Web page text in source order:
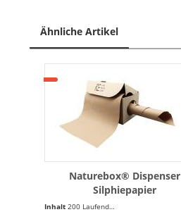
Ähnliche Artikel
Naturebox® Dispenser
Silphiepapier
375mm|80g/m²|200m
Inhalt 200 Laufende(r) Meter